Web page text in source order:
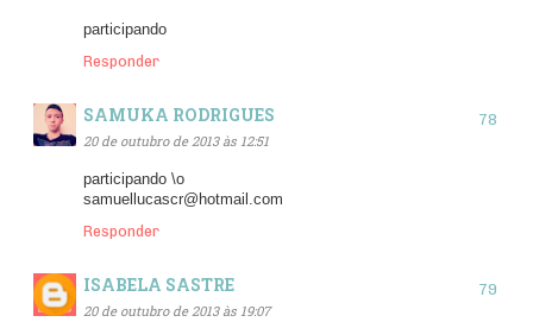
participando
Responder
SAMUKA RODRIGUES
20 de outubro de 2013 às 12:51
participando \o
samuellucascr@hotmail.com
Responder
ISABELA SASTRE
20 de outubro de 2013 às 19:07